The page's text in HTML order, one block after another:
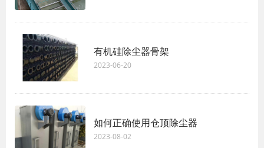
有机硅除尘器骨架
2023-06-20
如何正确使用仓顶除尘器
2023-08-02